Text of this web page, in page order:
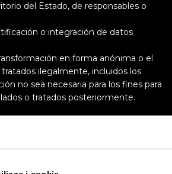
del Estado, de responsables o
o integración de datos
en forma anónima o el
ilegalmente, incluidos los
no sea necesaria para los fines para
o tratados posteriormente.
de los Datos recopilados por
P.IVA n. IT 03345730968,